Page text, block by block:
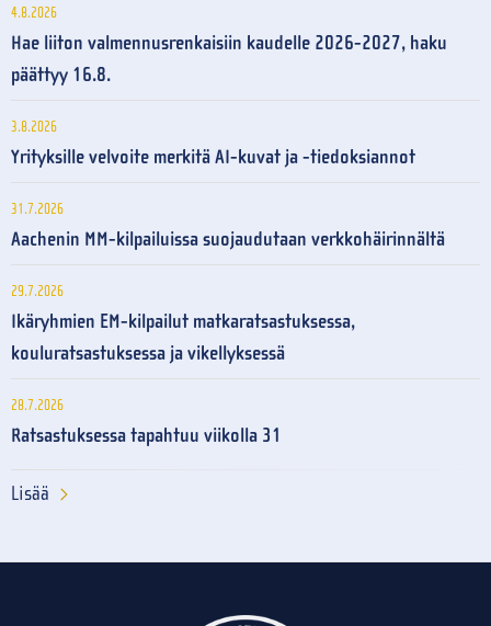
4.8.2026
Hae liiton valmennusrenkaisiin kaudelle 2026-2027, haku
päättyy 16.8.
3.8.2026
Yrityksille velvoite merkitä AI-kuvat ja -tiedoksiannot
31.7.2026
Aachenin MM-kilpailuissa suojaudutaan verkkohäirinnältä
29.7.2026
Ikäryhmien EM-kilpailut matkaratsastuksessa,
kouluratsastuksessa ja vikellyksessä
28.7.2026
Ratsastuksessa tapahtuu viikolla 31
Lisää